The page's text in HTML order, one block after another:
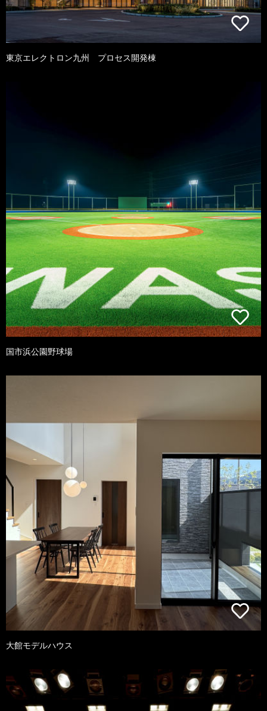
東京エレクトロン九州 プロセス開発棟
国市浜公園野球場
大館モデルハウス